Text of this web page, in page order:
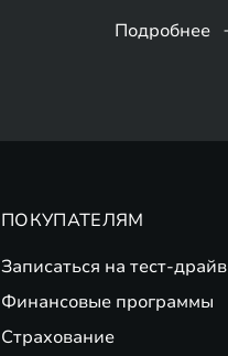
Подробнее
ПОКУПАТЕЛЯМ
Записаться на тест-драйв
Финансовые программы
Страхование